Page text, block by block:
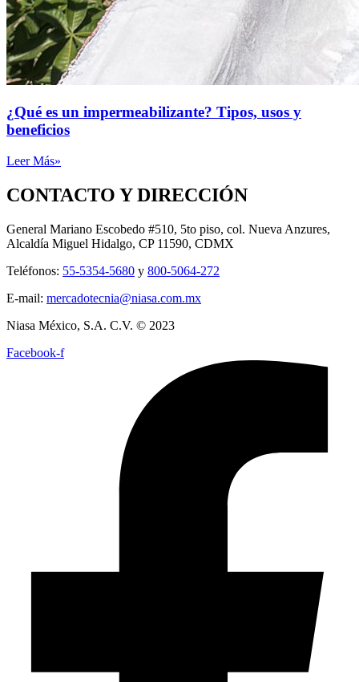
¿Qué es un impermeabilizante? Tipos, usos y
beneficios
Leer Más»
CONTACTO Y DIRECCIÓN
General Mariano Escobedo #510, 5to piso, col. Nueva Anzures,
Alcaldía Miguel Hidalgo, CP 11590, CDMX
Teléfonos: 55-5354-5680 y 800-5064-272
E-mail: mercadotecnia@niasa.com.mx
Niasa México, S.A. C.V. © 2023
Facebook-f